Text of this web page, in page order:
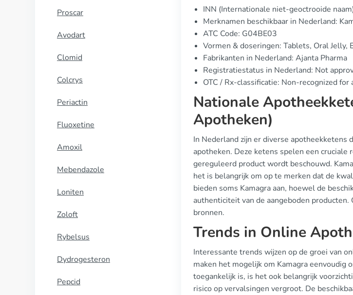
Proscar
Avodart
Clomid
Colcrys
Periactin
Fluoxetine
Amoxil
Mebendazole
Loniten
Zoloft
Rybelsus
Dydrogesteron
Pepcid
INN (Internationale niet-geoctrooide
Merknamen beschikbaar in Nederland:
ATC Code: G04BE03
Vormen & doseringen: Tablets, Oral Jelly,
Fabrikanten in Nederland: Ajanta Pharma
Registratiestatus in Nederland: Not
OTC / Rx-classificatie: Non-recognized for
Nationale
Apotheken)
In Nederland zijn er diverse apotheekketens
apotheken. Deze ketens spelen een
gereguleerd product wordt beschouwd.
het is belangrijk om op te merken dat de
bieden soms Kamagra aan, hoewel de
authenticiteit van de aangeboden
bronnen.
Trends in Online
Interessante trends wijzen op de groei van
maken het mogelijk om Kamagra
toegankelijk is, is het ook belangrijk
risico op vervalsingen vergroot. De